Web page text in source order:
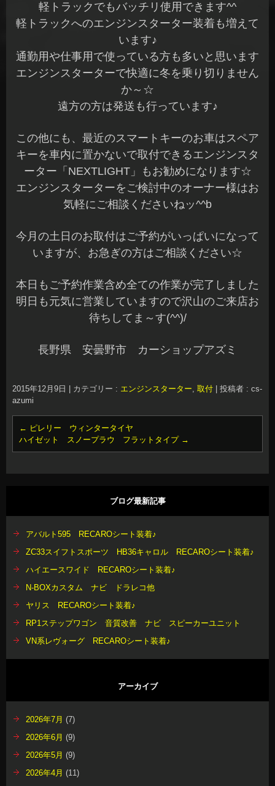
軽トラックでもバッチリ使用できます^^
軽トラックへのエンジンスターター装着も増えて
います♪
通勤用や仕事用で使っている方も多いと思います
エンジンスターターで快適に冬を乗り切りません
か～☆
遠方の方は発送も行っています♪
この他にも、最近のスマートキーのお車はスペア
キーを車内に置かないで取付できるエンジンスタ
ーター「NEXTLIGHT」もお勧めになります☆
エンジンスターターをご検討中のオーナー様はお
気軽にご相談くださいねッ^^b
今月の土日のお取付はご予約がいっぱいになって
いますが、お急ぎの方はご相談ください☆
本日もご予約作業含め全ての作業が完了しました
明日も元気に営業していますので沢山のご来店お
待ちしてま～す(^^)/
長野県 安曇野市 カーショップアズミ
2015年12月9日 カテゴリー : エンジンスターター, 取付
投稿者 : cs-
azumi
← ピレリー ウィンタータイヤ
ハイゼット スノープラウ フラットタイプ →
ブログ最新記事
アバルト595 RECAROシート装着♪
ZC33スイフトスポーツ HB36キャロル RECAROシート装着♪
ハイエースワイド RECAROシート装着♪
N-BOXカスタム ナビ ドラレコ他
ヤリス RECAROシート装着♪
RP1ステップワゴン 音質改善 ナビ スピーカーユニット
VN系レヴォーグ RECAROシート装着♪
アーカイブ
2026年7月 (7)
2026年6月 (9)
2026年5月 (9)
2026年4月 (11)